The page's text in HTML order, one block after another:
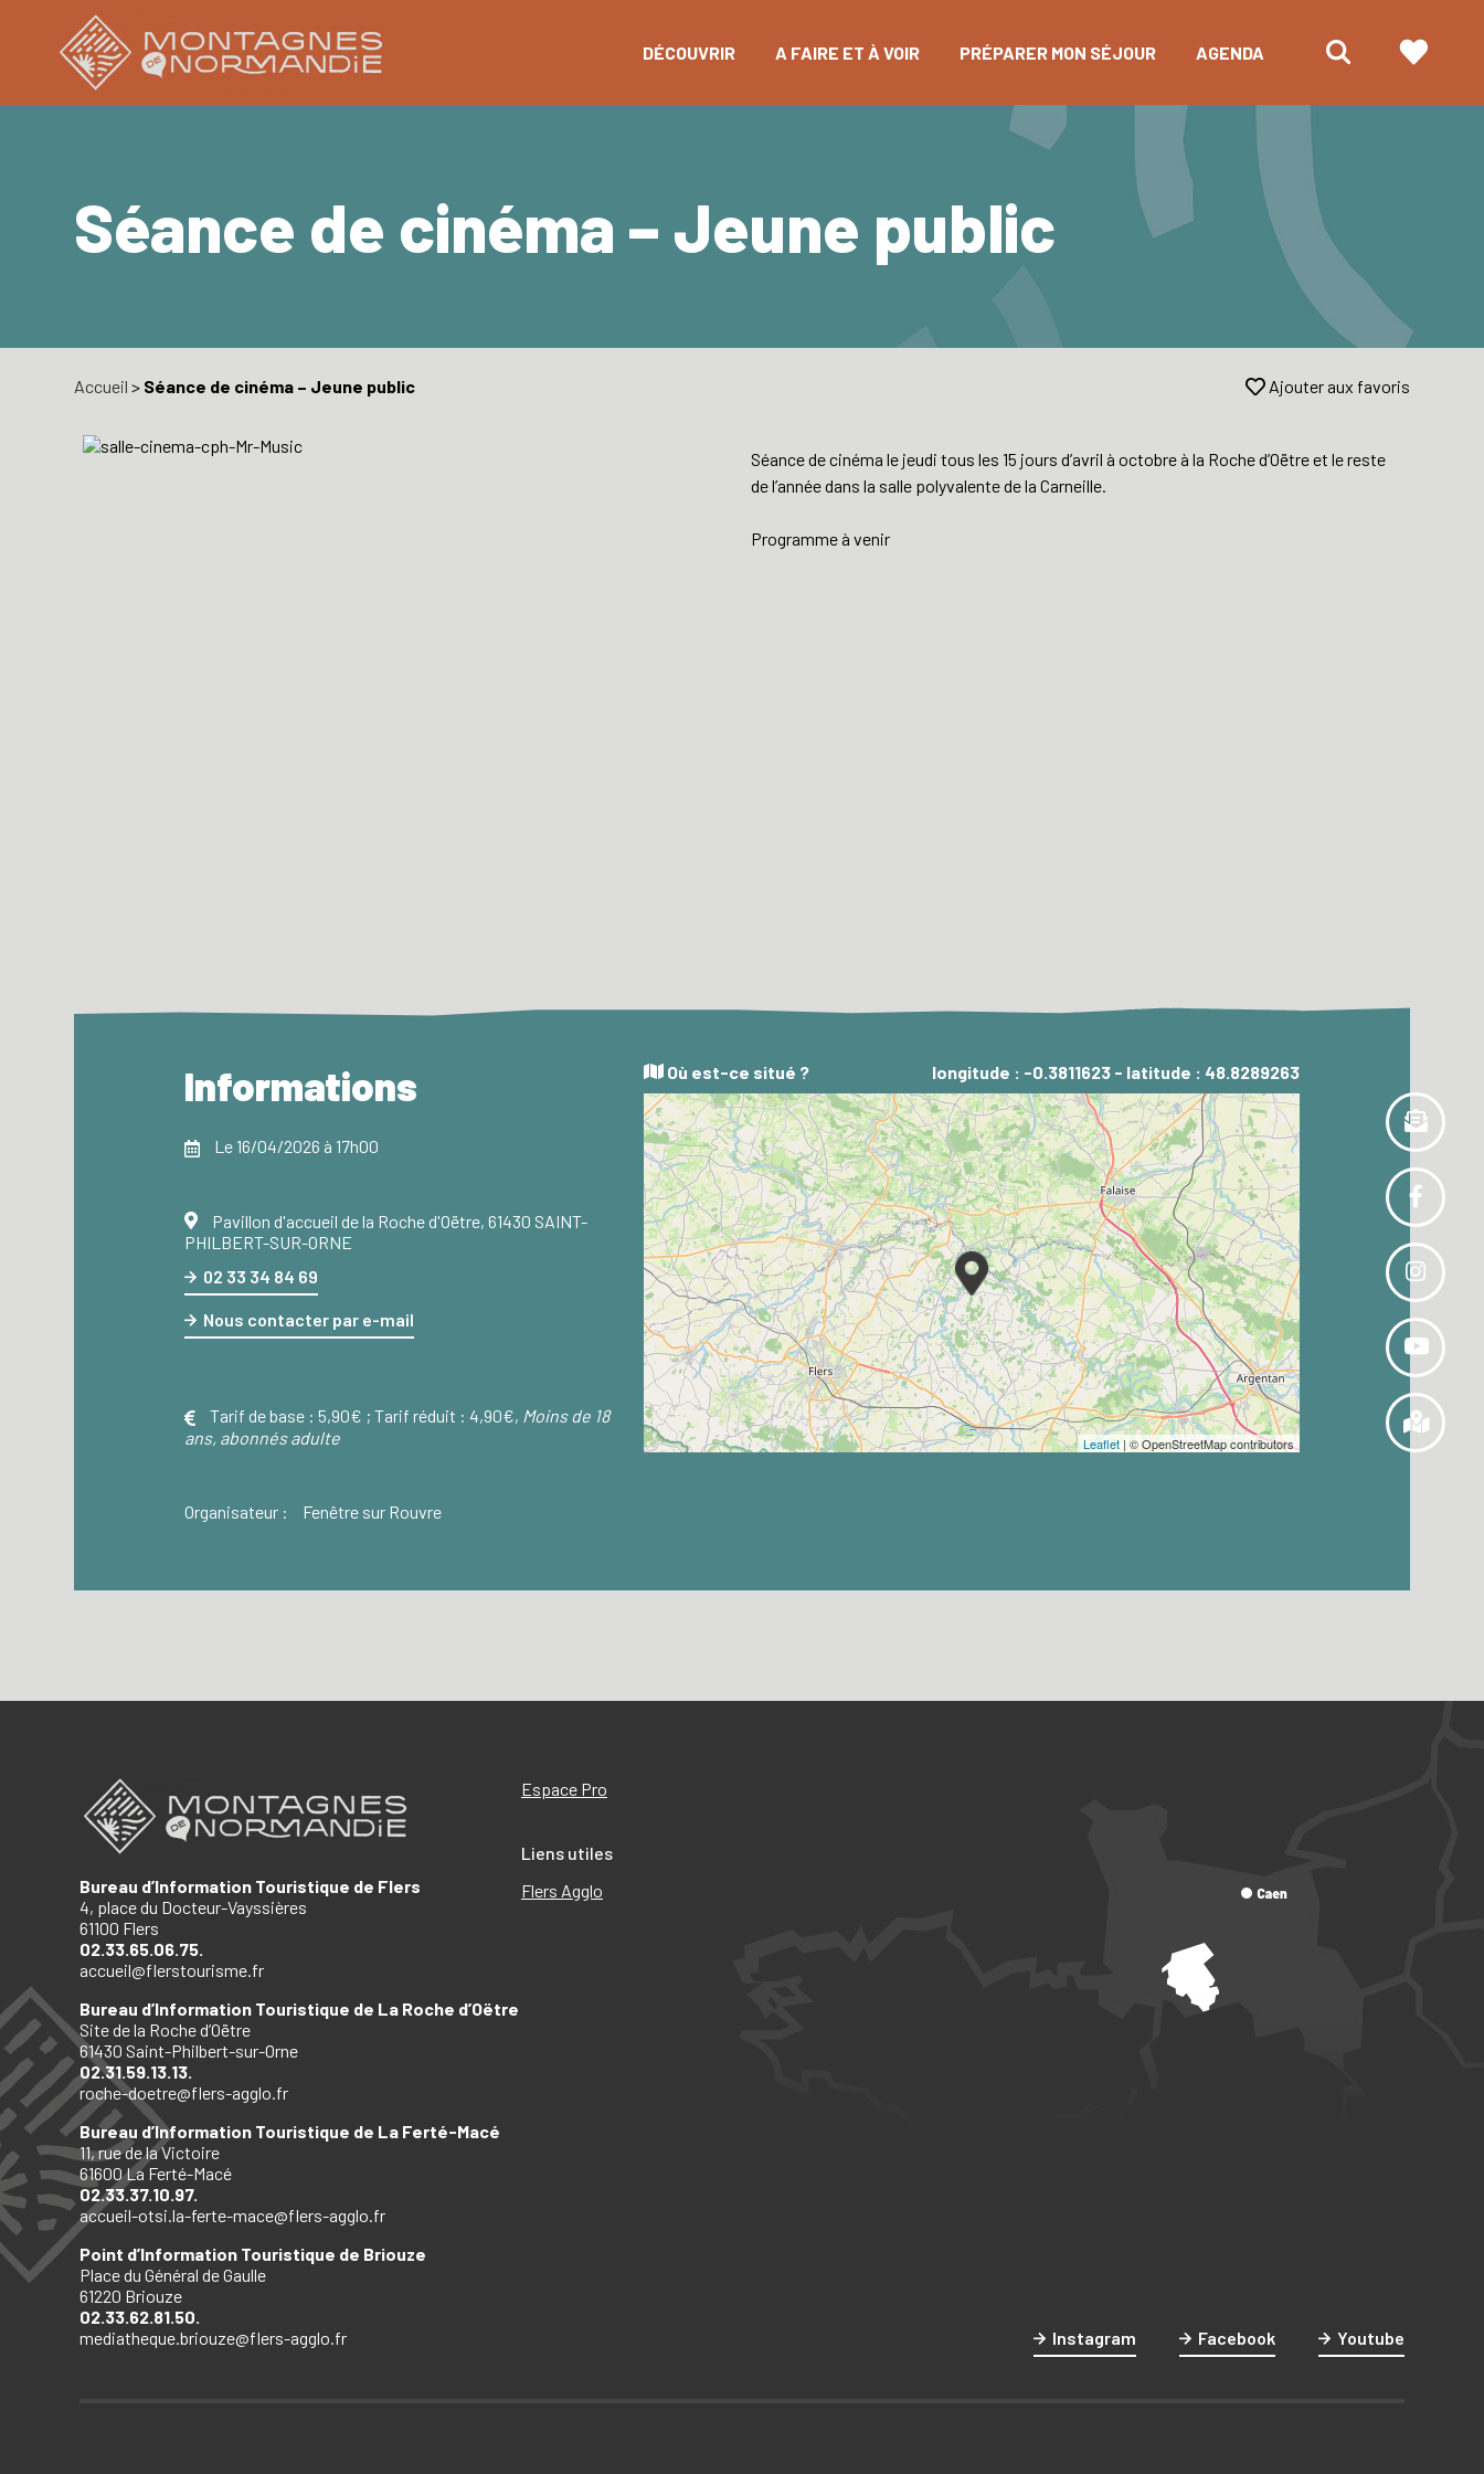
DÉCOUVRIR A FAIRE ET À VOIR PRÉPARER MON SÉJOUR AGENDA
Séance de cinéma – Jeune public
Accueil > Séance de cinéma – Jeune public Ajouter aux favoris
Séance de cinéma le jeudi tous les 15 jours d’avril à octobre à la Roche d’Oëtre et le reste
de l’année dans la salle polyvalente de la Carneille.
Programme à venir
Informations
Le 16/04/2026 à 17h00
Pavillon d'accueil de la Roche d'Oëtre, 61430 SAINT-
PHILBERT-SUR-ORNE
02 33 34 84 69
Nous contacter par e-mail
Tarif de base : 5,90€ ; Tarif réduit : 4,90€, Moins de 18
ans, abonnés adulte
Organisateur : Fenêtre sur Rouvre
Où est-ce situé ? longitude : -0.3811623 - latitude : 48.8289263
Leaflet | © OpenStreetMap contributors
Bureau d’Information Touristique de Flers
4, place du Docteur-Vayssières
61100 Flers
02.33.65.06.75.
accueil@flerstourisme.fr
Bureau d’Information Touristique de La Roche d’Oëtre
Site de la Roche d’Oëtre
61430 Saint-Philbert-sur-Orne
02.31.59.13.13.
roche-doetre@flers-agglo.fr
Bureau d’Information Touristique de La Ferté-Macé
11, rue de la Victoire
61600 La Ferté-Macé
02.33.37.10.97.
accueil-otsi.la-ferte-mace@flers-agglo.fr
Point d’Information Touristique de Briouze
Place du Général de Gaulle
61220 Briouze
02.33.62.81.50.
mediatheque.briouze@flers-agglo.fr
Espace Pro
Liens utiles
Flers Agglo
Instagram Facebook Youtube